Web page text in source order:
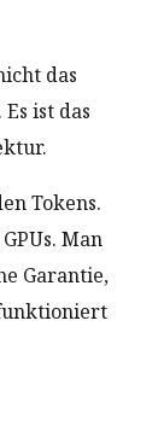
das
ist das
Tokens.
Man
Garantie,